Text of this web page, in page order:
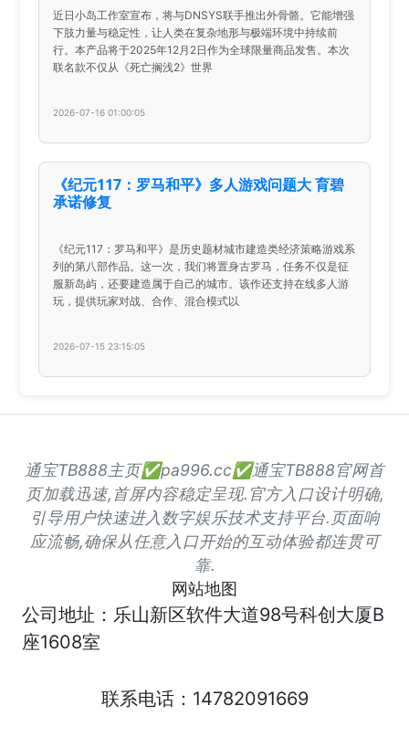
近日小岛工作室宣布，将与DNSYS联手推出外骨骼。它能增强
下肢力量与稳定性，让人类在复杂地形与极端环境中持续前
行。本产品将于2025年12月2日作为全球限量商品发售。本次
联名款不仅从《死亡搁浅2》世界
2026-07-16 01:00:05
《纪元117：罗马和平》多人游戏问题大 育碧
承诺修复
《纪元117：罗马和平》是历史题材城市建造类经济策略游戏系
列的第八部作品。这一次，我们将置身古罗马，任务不仅是征
服新岛屿，还要建造属于自己的城市。该作还支持在线多人游
玩，提供玩家对战、合作、混合模式以
2026-07-15 23:15:05
通宝TB888主页✅pa996.cc✅通宝TB888官网首
页加载迅速,首屏内容稳定呈现.官方入口设计明确,
引导用户快速进入数字娱乐技术支持平台.页面响
应流畅,确保从任意入口开始的互动体验都连贯可
靠.
网站地图
公司地址：乐山新区软件大道98号科创大厦B
座1608室
联系电话：14782091669